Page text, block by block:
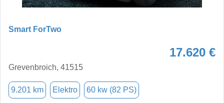
Smart ForTwo
17.620 €
Grevenbroich, 41515
9.201 km Elektro 60 kw (82 PS)